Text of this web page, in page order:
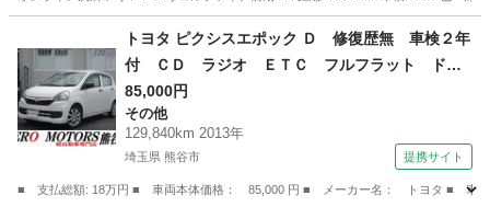
八街駅 ヴェルファイア
トヨタ ピクシスエポック Ｄ 修復歴無 車検２年
付 ＣＤ ラジオ ＥＴＣ フルフラット ドア
バイザー ライトレベライザー アルミホイー
ル ＡＢＳ タイミングチェーン式 フロアマッ
ト エアバッグ （なし）
85,000円
その他
129,840km 2013年
埼玉県 熊谷市 提携サイト
■ 支払総額: 18万円 ■ 車両本体価格： 85,000 円 ■ メーカー名： トヨタ ■